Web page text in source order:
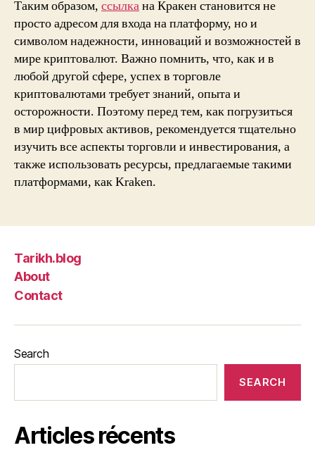
Таким образом, ссылкана Кракен становится не
просто адресом для входа на платформу, но и
символом надежности, инноваций и возможностей в
мире криптовалют. Важно помнить, что, как и в
любой другой сфере, успех в торговле
криптовалютами требует знаний, опыта и
осторожности. Поэтому перед тем, как погрузиться
в мир цифровых активов, рекомендуется тщательно
изучить все аспекты торговли и инвестирования, а
также использовать ресурсы, предлагаемые такими
платформами, как Kraken.
Tarikh.blog
About
Contact
Search
SEARCH
Articles récents